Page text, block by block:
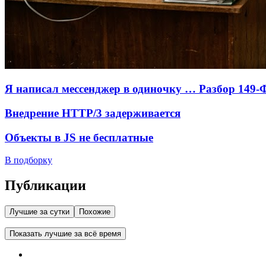
Я написал мессенджер в одиночку … Разбор 149-
Внедрение HTTP/3 задерживается
Объекты в JS не бесплатные
В подборку
Публикации
Лучшие за сутки Похожие
Показать лучшие за всё время